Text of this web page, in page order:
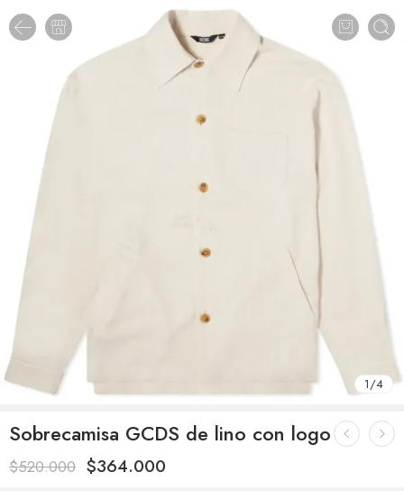
1/4
Sobrecamisa GCDS de lino con logo
$520.000 $364.000